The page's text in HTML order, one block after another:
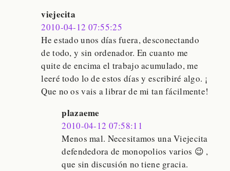
viejecita
2010-04-12 07:55:25
He estado unos días fuera, desconectando
de todo, y sin ordenador. En cuanto me
quite de encima el trabajo acumulado, me
leeré todo lo de estos días y escribiré algo. ¡
Que no os vais a librar de mi tan fácilmente!
plazaeme
2010-04-12 07:58:11
Menos mal. Necesitamos una Viejecita
defendedora de monopolios varios 😉 ,
que sin discusión no tiene gracia.